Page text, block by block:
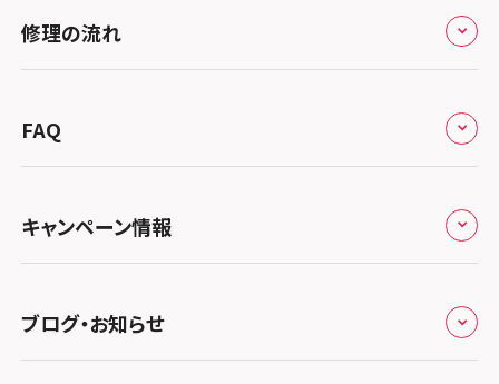
スマホスピタル大丸札幌
関東
スマホスピタル宇都宮
スマホスピタル 高崎
スマホスピタル鴻巣
スマホスピタル テルル三芳
スマホスピタル 熊谷
スマホスピタル ゲオデジタルベース川口元郷
スマホスピタル埼玉大宮
北陸・甲信越
スマホスピタルアル・プラザ小松
スマホスピタル 北陸総合修理センター
スマホスピタル 長野
東海
スマホスピタル岐阜
スマホスピタル 浜松
スマホスピタル静岡パルコ
スマホスピタル 藤枝
スマホスピタル名古屋駅前
関西
スマホスピタル 大阪梅田
スマホスピタル by デジホ 梅田地下（うめちか）
スマホスピタル京橋
中国・四国
スマホスピタル岡山駅前
スマホスピタル by デジホ マークイズ福岡もも
ち
会社概要
総務省登録業者
特定商取引法に関する表記
プライバシーポリシー
郵送修理依頼
修理の流れ
郵送修理の流れ
FAQ
キャンペーン情報
キャンペーン一覧
ブログ・お知らせ